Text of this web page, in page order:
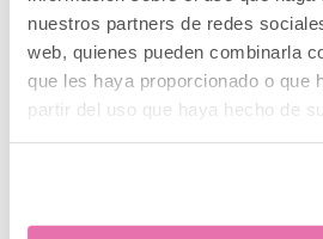
nuestros partners de redes
web, quienes pueden combinarla
que les haya proporcionado o que
partir del uso que haya hecho de